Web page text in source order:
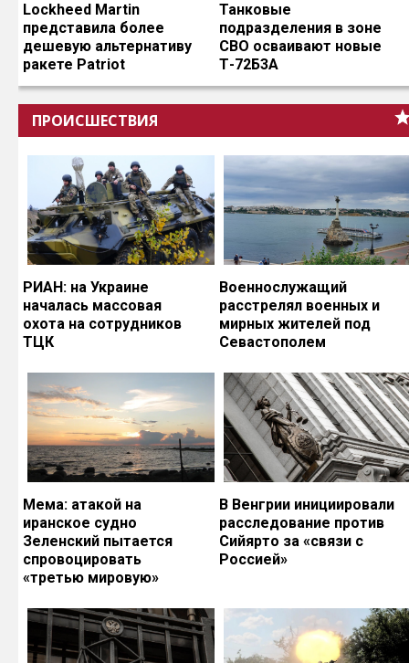
Lockheed Martin
представила более
дешевую альтернативу
ракете Patriot
Танковые
подразделения в зоне
СВО осваивают новые
Т-72Б3А
ПРОИСШЕСТВИЯ
РИАН: на Украине
началась массовая
охота на сотрудников
ТЦК
Военнослужащий
расстрелял военных и
мирных жителей под
Севастополем
Мема: атакой на
иранское судно
Зеленский пытается
спровоцировать
«третью мировую»
В Венгрии инициировали
расследование против
Сийярто за «связи с
Россией»